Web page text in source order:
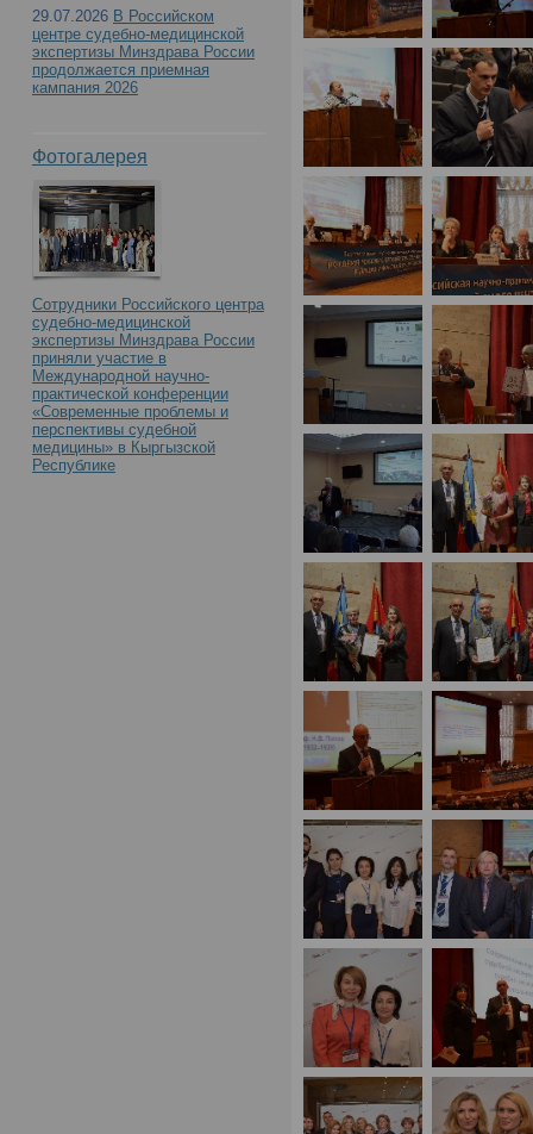
29.07.2026 В Российском
центре судебно-медицинской
экспертизы Минздрава России
продолжается приемная
кампания 2026
Фотогалерея
Сотрудники Российского центра
судебно-медицинской
экспертизы Минздрава России
приняли участие в
Международной научно-
практической конференции
«Современные проблемы и
перспективы судебной
медицины» в Кыргызской
Республике